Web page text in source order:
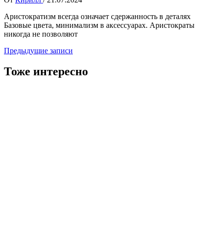
Аристократизм всегда означает сдержанность в деталях
Базовые цвета, минимализм в аксессуарах. Аристократы
никогда не позволяют
Навигация
по
записям
Предыдущие записи
Тоже интересно